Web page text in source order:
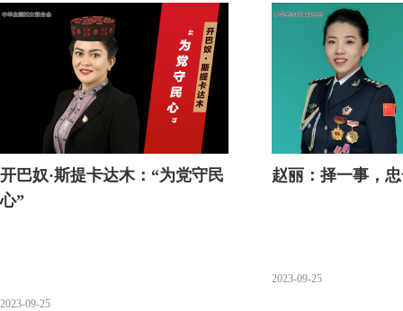
开巴奴·斯提卡达木：“为党守民
心”
2023-09-25
赵丽：择一事，
2023-09-25